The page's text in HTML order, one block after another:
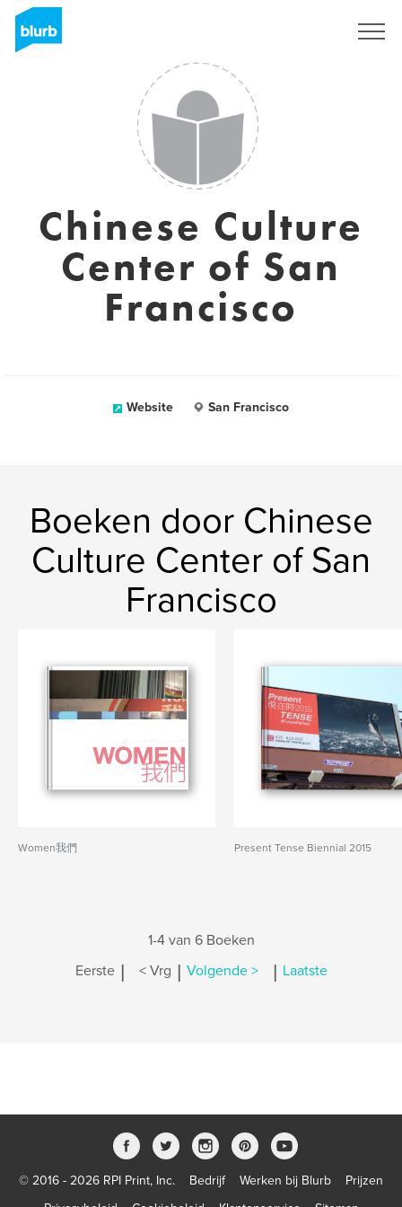
Chinese Culture
Center of San
Francisco
Website San Francisco
Boeken door Chinese
Culture Center of San
Francisco
Women我們 Present Tense Biennial 2015
1-4 van 6 Boeken
Eerste | < Vrg | Volgende > | Laatste
© 2016 - 2026 RPI Print, Inc. Bedrijf Werken bij Blurb
Prijzen